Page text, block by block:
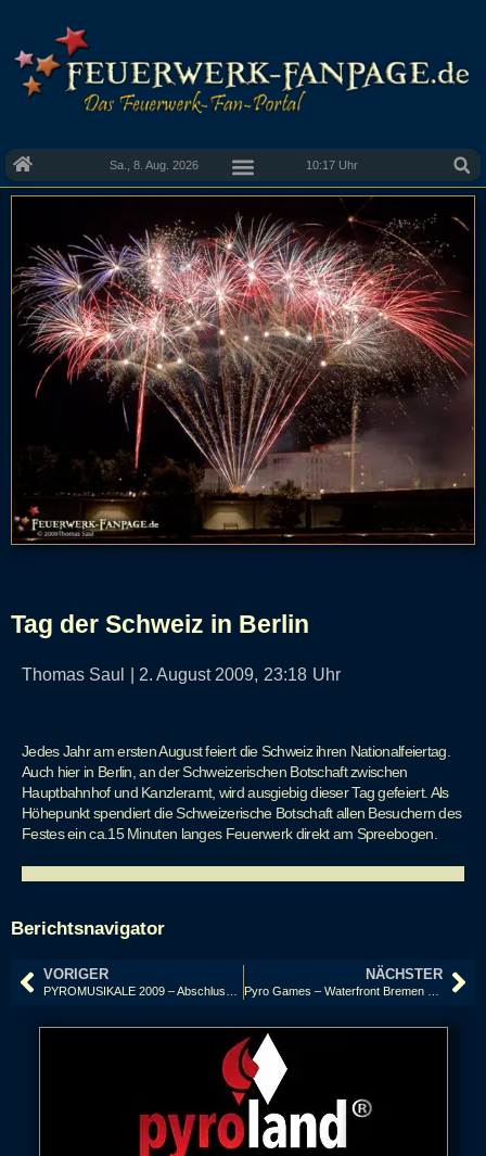
Sa., 8. Aug. 2026 10:17 Uhr
Tag der Schweiz in Berlin
Thomas Saul 2. August 2009, 23:18 Uhr
Jedes Jahr am ersten August feiert die Schweiz ihren Nationalfeiertag.
Auch hier in Berlin, an der Schweizerischen Botschaft zwischen
Hauptbahnhof und Kanzleramt, wird ausgiebig dieser Tag gefeiert. Als
Höhepunkt spendiert die Schweizerische Botschaft allen Besuchern des
Festes ein ca.15 Minuten langes Feuerwerk direkt am Spreebogen.
Berichtsnavigator
VORIGER NÄCHSTER